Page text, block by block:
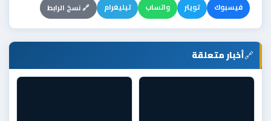
فيسبوك تويتر واتساب تيليغرام 🔗 نسخ الرابط
🔗أخبار متعلقة